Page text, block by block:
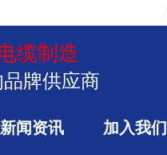
缆制造
牌供应商
新闻资讯 加入我们